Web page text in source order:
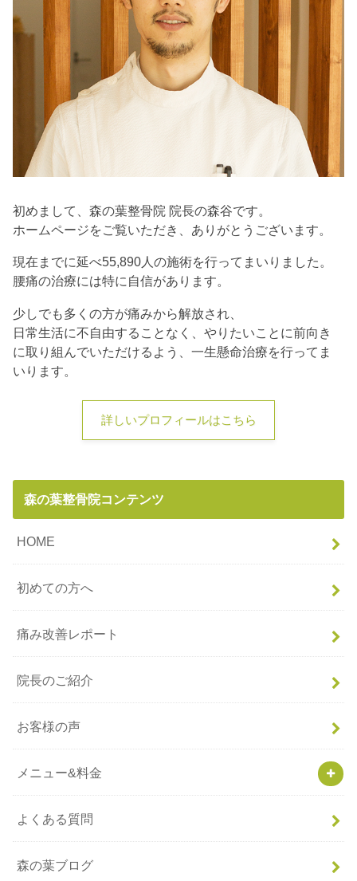
初めまして、森の葉整骨院 院長の森谷です。
ホームページをご覧いただき、ありがとうございます。
現在までに延べ55,890人の施術を行ってまいりました。
腰痛の治療には特に自信があります。
少しでも多くの方が痛みから解放され、
日常生活に不自由することなく、やりたいことに前向き
に取り組んでいただけるよう、一生懸命治療を行ってま
いります。
詳しいプロフィールはこちら
森の葉整骨院コンテンツ
HOME
初めての方へ
痛み改善レポート
院長のご紹介
お客様の声
メニュー&料金
よくある質問
森の葉ブログ